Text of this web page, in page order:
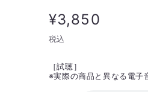
通
常
価
格
¥3,850
税込
［試聴］
※実際の商品と異なる電子